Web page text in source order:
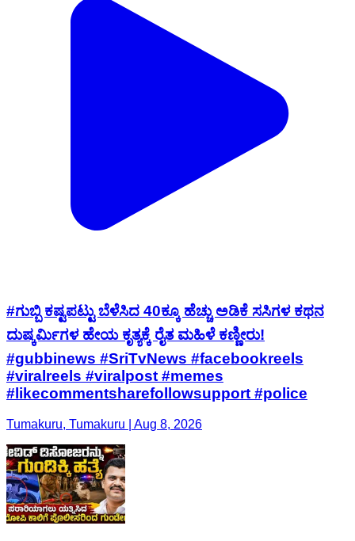
#ಗುಬ್ಬಿ ಕಷ್ಟಪಟ್ಟು ಬೆಳೆಸಿದ 40ಕ್ಕೂ ಹೆಚ್ಚು ಅಡಿಕೆ ಸಸಿಗಳ ಕಥನ
ದುಷ್ಕರ್ಮಿಗಳ ಹೇಯ ಕೃತ್ಯಕ್ಕೆ ರೈತ ಮಹಿಳೆ ಕಣ್ಣೀರು!
#gubbinews #SriTvNews #facebookreels
#viralreels #viralpost #memes
#likecommentsharefollowsupport #police
Tumakuru, Tumakuru | Aug 8, 2026